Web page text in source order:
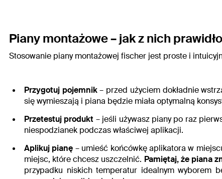
Piany montażowe – jak z nich
Stosowanie piany montażowej fischer jest proste i
Przygotuj pojemnik – przed użyciem dokładnie
się wymieszają i piana będzie miała optymalną
Przetestuj produkt – jeśli używasz piany po raz
niespodzianek podczas właściwej aplikacji.
Aplikuj pianę – umieść końcówkę aplikatora w
miejsc, które chcesz uszczelnić. Pamiętaj, że piana
przypadku niskich temperatur idealnym wyborem